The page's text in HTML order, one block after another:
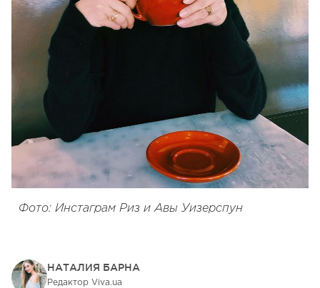
Фото: Инстаграм Риз и Авы Уизерспун
НАТАЛИЯ БАРНА
Редактор Viva.ua